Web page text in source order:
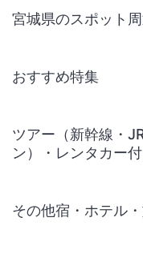
宮城県のスポット
おすすめ特集
ツアー（新幹線・
ン）・レンタカー
その他宿・ホテル